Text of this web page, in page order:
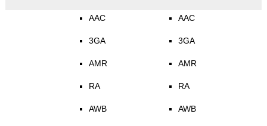
AAC
3GA
AMR
RA
AWB
AAC
3GA
AMR
RA
AWB